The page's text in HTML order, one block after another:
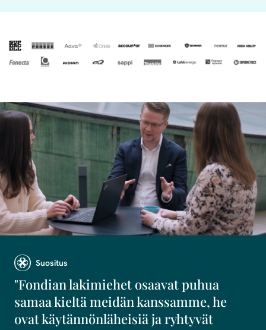
Suositus
"Fondian lakimiehet osaavat puhua
samaa kieltä meidän kanssamme, he
ovat käytännönläheisiä ja ryhtyvät